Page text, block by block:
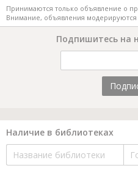
Принимаются только объявление о
Внимание, объявления
Подпишитесь на
Наличие в библиотеках